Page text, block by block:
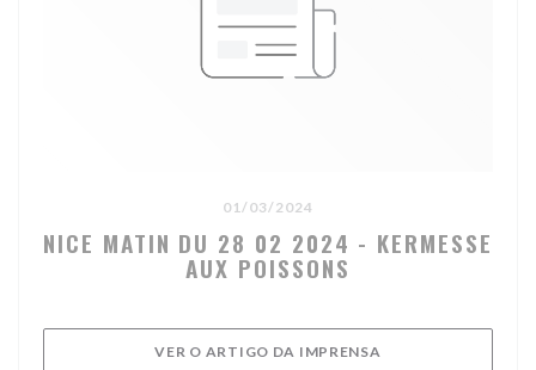
01/03/2024
NICE MATIN DU 28 02 2024 - KERMESSE
AUX POISSONS
VER O ARTIGO DA IMPRENSA